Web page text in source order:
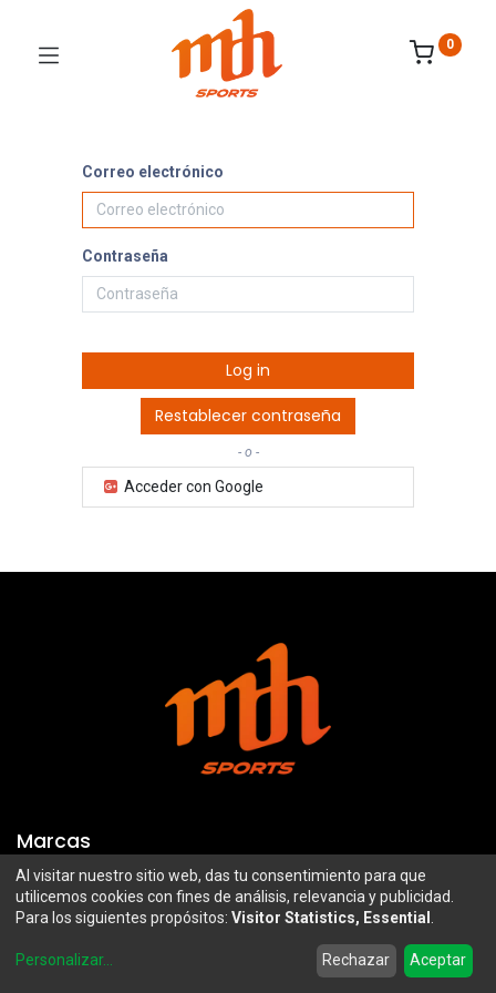
Wishlist Account
0
Correo electrónico
Contraseña
Log in
Restablecer contraseña
- o -
Acceder con Google
Marcas
Troy Lee Designs
100%
Airoh
Mazawi
SIDI
Al visitar nuestro sitio web, das tu consentimiento para que
utilicemos cookies con fines de análisis, relevancia y publicidad.
Para los siguientes propósitos: Visitor Statistics, Essential
Personalizar... Rechazar Aceptar